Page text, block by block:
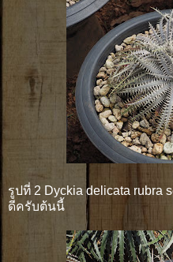
รูปที่ 2 Dyckia delicata rubra
ดีครับต้นนี้